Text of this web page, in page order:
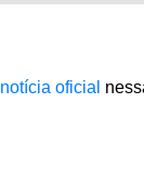
notícia oficial